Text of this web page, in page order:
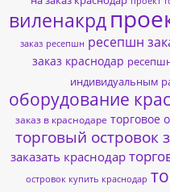
виленакрд
заказ ресепшн ресепшн
заказ краснодар
индивидуальным
оборудование
заказ в краснодаре торговое
торговый островок
заказать краснодар
островок купить краснодар